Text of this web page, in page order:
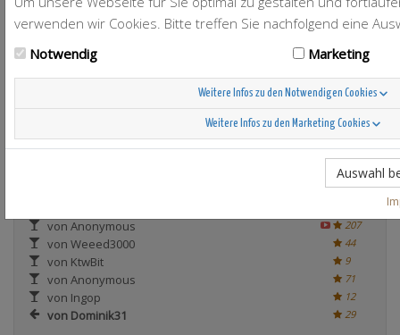
von Anonymous 207
von Weeed3000 44
von KtwBit 9
von Anonymous 71
von Ingop 12
von Dominik31 29
verwenden wir Cookies. Bitte treffen Sie nachfolgend eine
Notwendig
Marketing
Weitere Infos zu den Notwendigen Cookies
Weitere Infos zu den Marketing Cookies
Auswahl